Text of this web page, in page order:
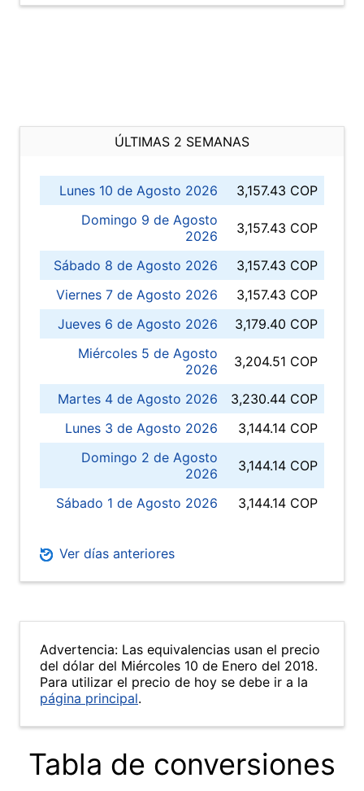
ÚLTIMAS 2 SEMANAS
Lunes 10 de Agosto 2026
3,157.43 COP
Domingo 9 de Agosto
2026
3,157.43 COP
Sábado 8 de Agosto 2026
3,157.43 COP
Viernes 7 de Agosto 2026
3,157.43 COP
Jueves 6 de Agosto 2026
3,179.40 COP
Miércoles 5 de Agosto
2026
3,204.51 COP
Martes 4 de Agosto 2026
3,230.44 COP
Lunes 3 de Agosto 2026
3,144.14 COP
Domingo 2 de Agosto
2026
3,144.14 COP
Sábado 1 de Agosto 2026 3,144.14 COP
Ver días anteriores
Advertencia: Las equivalencias usan el precio
del dólar del Miércoles 10 de Enero del 2018.
Para utilizar el precio de hoy se debe ir a la
página principal.
Tabla de conversiones